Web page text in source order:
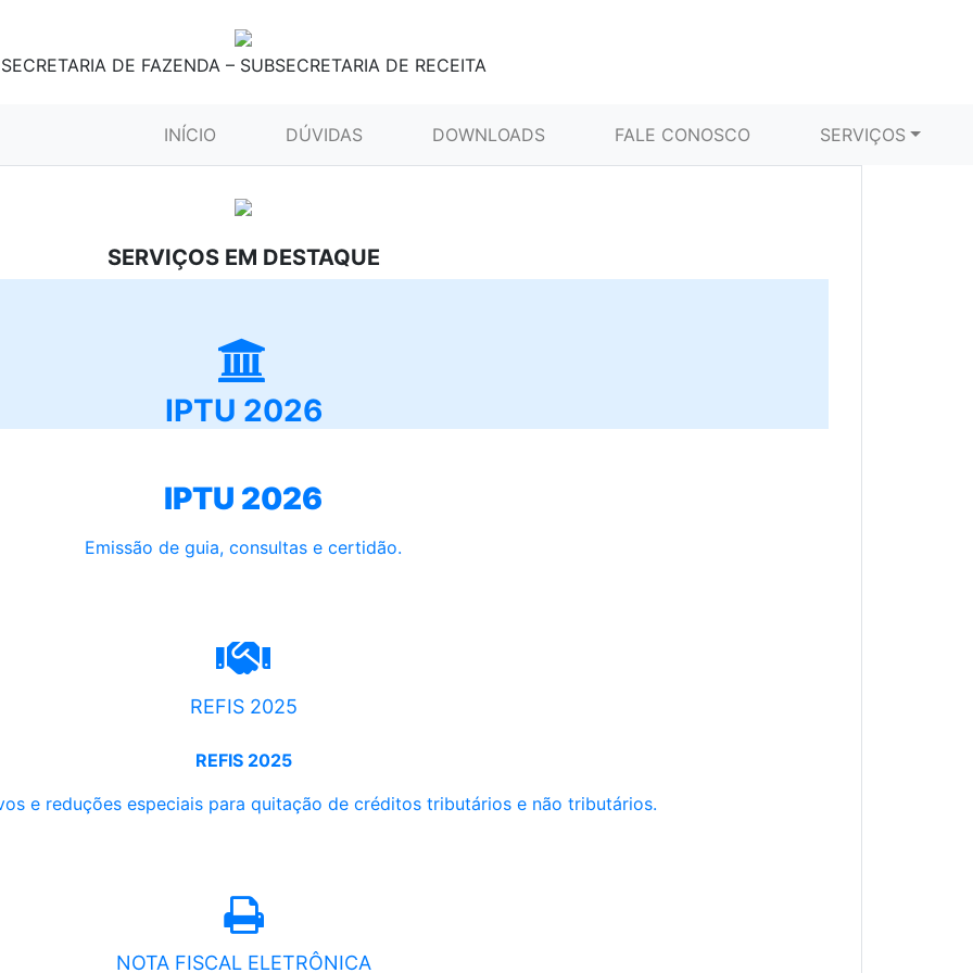
SECRETARIA DE FAZENDA – SUBSECRETARIA DE RECEITA
INÍCIO (CURRENT)DÚVIDAS DOWNLOADS FALE CONOSCO SERVIÇOS
SERVIÇOS EM DESTAQUE
IPTU 2026
IPTU 2026
Emissão de guia, consultas e certidão.
REFIS 2025
REFIS 2025
e reduções especiais para quitação de créditos tributários e não tributários.
NOTA FISCAL ELETRÔNICA